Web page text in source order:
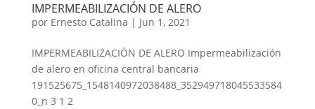
IMPERMEABILIZACIÓN DE ALERO
por Ernesto Catalina | Jun 1, 2021
IMPERMEABILIZACIÓN DE ALERO Impermeabilización
de alero en oficina central bancaria
191525675_1548140972038488_352949718045533584
0_n 3 1 2